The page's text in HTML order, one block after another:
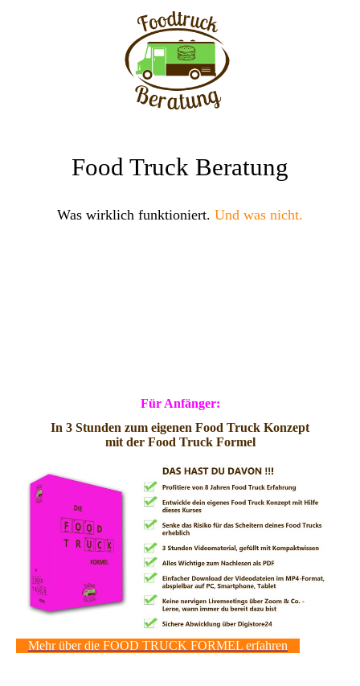
Food Truck Beratung
Was wirklich funktioniert. Und was nicht.
Für Anfänger:
In 3 Stunden zum eigenen Food Truck Konzept
mit der Food Truck Formel
Mehr über die FOOD TRUCK FORMEL erfahren